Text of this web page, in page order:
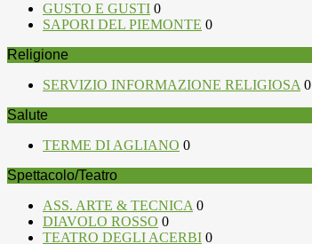
GUSTO E GUSTI 0
SAPORI DEL PIEMONTE 0
Religione
SERVIZIO INFORMAZIONE RELIGIOSA0
Salute
TERME DI AGLIANO 0
Spettacolo/Teatro
ASS. ARTE & TECNICA0
DIAVOLO ROSSO 0
TEATRO DEGLI ACERBI 0